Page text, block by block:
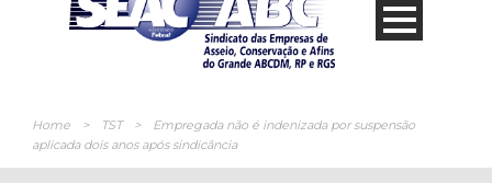
Home > TST >
Empregada não é indenizada por suspensão
aplicada dois anos após sindicância